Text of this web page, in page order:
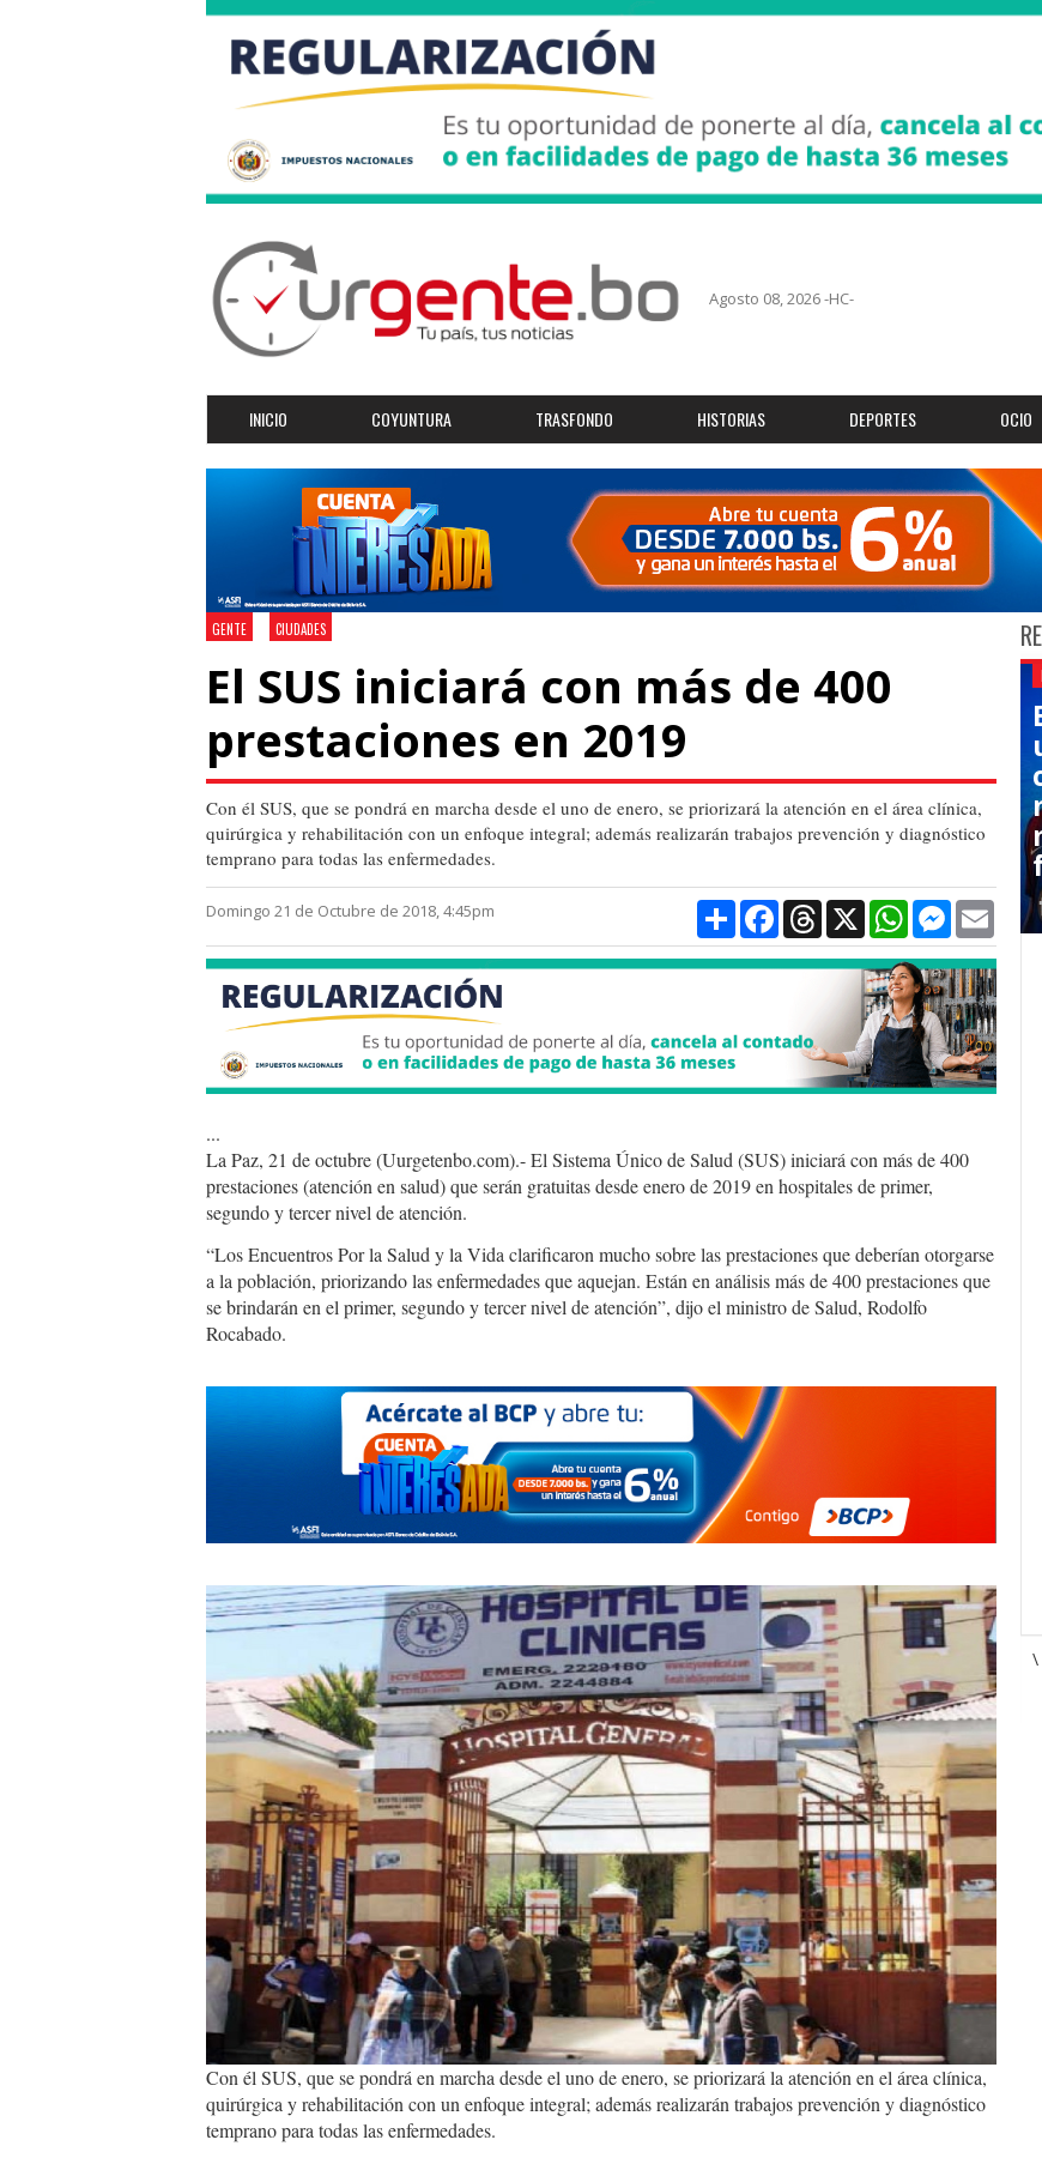
Agosto 08, 2026 -HC-
INICIO COYUNTURA TRASFONDO HISTORIAS DEPORTES OCIO
GENTE CIUDADES
El SUS iniciará con más de 400
prestaciones en 2019
Con él SUS, que se pondrá en marcha desde el uno de enero, se priorizará la atención en el área clínica,
quirúrgica y rehabilitación con un enfoque integral; además realizarán trabajos prevención y diagnóstico
temprano para todas las enfermedades.
Domingo 21 de Octubre de 2018, 4:45pm CompartirFacebookThreads
X WhatsAppMessenger
Email
...
La Paz, 21 de octubre (Uurgetenbo.com).- El Sistema Único de Salud (SUS) iniciará con más de 400
prestaciones (atención en salud) que serán gratuitas desde enero de 2019 en hospitales de primer,
segundo y tercer nivel de atención.
“Los Encuentros Por la Salud y la Vida clarificaron mucho sobre las prestaciones que deberían otorgarse
a la población, priorizando las enfermedades que aquejan. Están en análisis más de 400 prestaciones que
se brindarán en el primer, segundo y tercer nivel de atención”, dijo el ministro de Salud, Rodolfo
Rocabado.
clinicas.jpg
Con él SUS, que se pondrá en marcha desde el uno de enero, se priorizará la atención en el área clínica,
quirúrgica y rehabilitación con un enfoque integral; además realizarán trabajos prevención y diagnóstico
temprano para todas las enfermedades.
\